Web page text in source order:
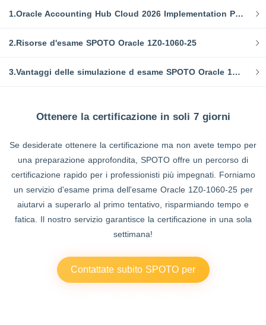
1.Oracle Accounting Hub Cloud 2026 Implementation Professional 1Z0-1060-25 Argomenti d'esame
2.Risorse d'esame SPOTO Oracle 1Z0-1060-25
3.Vantaggi delle simulazione d esame SPOTO Oracle 1Z0-1060-25:
Ottenere la certificazione in soli 7 giorni
Se desiderate ottenere la certificazione ma non avete tempo per
una preparazione approfondita, SPOTO offre un percorso di
certificazione rapido per i professionisti più impegnati. Forniamo
un servizio d'esame prima dell'esame Oracle 1Z0-1060-25 per
aiutarvi a superarlo al primo tentativo, risparmiando tempo e
fatica. Il nostro servizio garantisce la certificazione in una sola
settimana!
Contattate subito SPOTO per